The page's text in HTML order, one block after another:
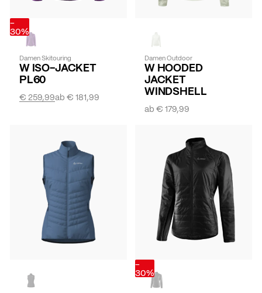
-
30%
Damen Skitouring
W ISO-JACKET
PL60
ab€ 181,99
€ 259,99
Damen Outdoor
W HOODED
JACKET
WINDSHELL
ab€ 179,99
-
30%